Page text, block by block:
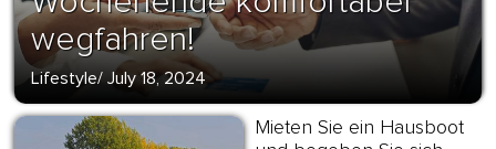
wegfahren!
Lifestyle/July 18, 2024
Mieten Sie ein Hausboot